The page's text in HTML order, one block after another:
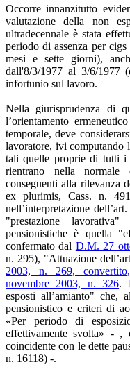
Occorre innanzitutto
valutazione della non
ultradecennale è stata
periodo di assenza per
mesi e sette giorni),
dall'8/3/1977 al 3/6/1977
infortunio sul lavoro.
Nella giurisprudenza di
l’orientamento
temporale, deve
lavoratore, ivi computando
tali quelle proprie di tutti i
rientrano nella
conseguenti alla rilevanza
ex plurimis, Cass. n.
nell’interpretazione
"prestazione
pensionistiche è quella
confermato dal D.M. 27
n. 295), "Attuazione
2003, n. 269,
novembre 2003, n. 326.
esposti all’amianto" che,
pensionistico e criteri di
«Per periodo di
effettivamente svolta» - ,
coincidente con le dette
n. 16118) -.